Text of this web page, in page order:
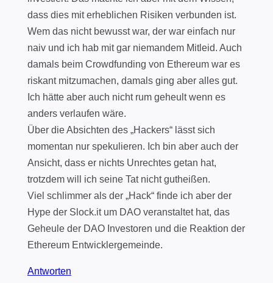
dass dies mit erheblichen Risiken verbunden ist.
Wem das nicht bewusst war, der war einfach nur
naiv und ich hab mit gar niemandem Mitleid. Auch
damals beim Crowdfunding von Ethereum war es
riskant mitzumachen, damals ging aber alles gut.
Ich hätte aber auch nicht rum geheult wenn es
anders verlaufen wäre.
Über die Absichten des „Hackers“ lässt sich
momentan nur spekulieren. Ich bin aber auch der
Ansicht, dass er nichts Unrechtes getan hat,
trotzdem will ich seine Tat nicht gutheißen.
Viel schlimmer als der „Hack“ finde ich aber der
Hype der Slock.it um DAO veranstaltet hat, das
Geheule der DAO Investoren und die Reaktion der
Ethereum Entwicklergemeinde.
Antworten